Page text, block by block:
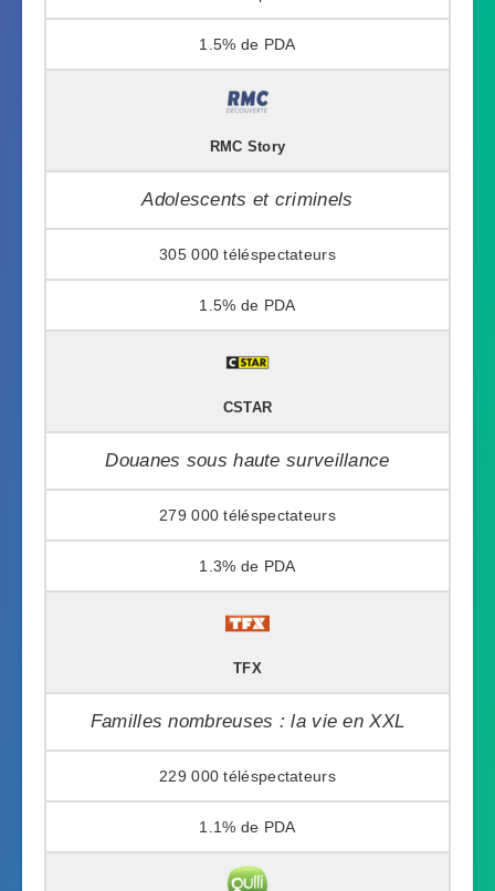
1.5%
RMC Story
Adolescents et criminels
305 000
1.5%
CSTAR
Douanes sous haute surveillance
279 000
1.3%
TFX
Familles nombreuses : la vie en XXL
229 000
1.1%